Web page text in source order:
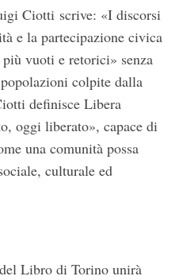
Ciotti scrive: «I discorsi
e la partecipazione civica
vuoti e retorici» senza
colpite dalla
definisce Libera
oggi liberato», capace di
una comunità possa
culturale ed
Libro di Torino unirà